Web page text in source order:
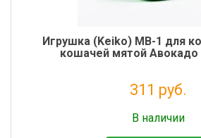
Игрушка (Keiko) MB-1 для
кошачей мятой Авокадо
311 руб.
В наличии